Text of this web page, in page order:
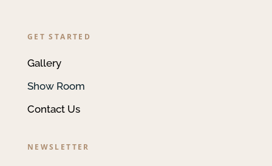
GET STARTED
Gallery
Show Room
Contact Us
NEWSLETTER